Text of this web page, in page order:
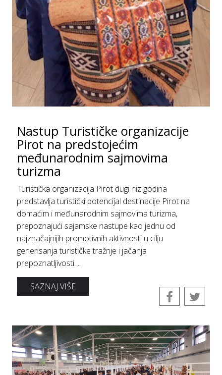
Nastup Turističke organizacije
Pirot na predstojećim
međunarodnim sajmovima
turizma
Turistička organizacija Pirot dugi niz godina
predstavlja turistički potencijal destinacije Pirot na
domaćim i međunarodnim sajmovima turizma,
prepoznajući sajamske nastupe kao jednu od
najznačajnijih promotivnih aktivnosti u cilju
generisanja turističke tražnje i jačanja
prepoznatljivosti ...
SAZNAJ VIŠE